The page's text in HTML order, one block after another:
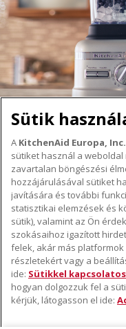
A KITCHENAID
A márka lényege
A márka története
ODR
TÁMOGATÁS
Hol lehet megvenni
Garancia és dokumentumok
Ügyfélszolgálat
KÖVESSEN BENNÜNKET
Sütik
A KitchenAid Europa, Inc.
sütiket használ a
zavartalan böngészési
hozzájárulásával sütiket
javítására és további
statisztikai elemzések és
sütik), valamint az Ön
szokásaihoz igazított
felek, akár más
részletekért vagy a
ide: Sütikkel
hogyan dolgozzuk fel a
kérjük, látogasson el ide: